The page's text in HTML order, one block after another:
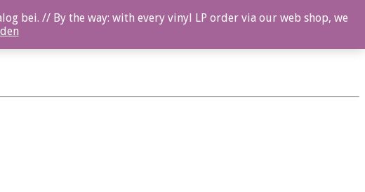
bei. // By the way: with every vinyl LP order via our web shop, we